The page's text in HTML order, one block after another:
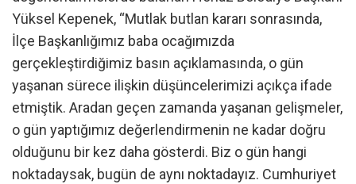
Yüksel Kepenek, “Mutlak butlan kararı sonrasında,
İlçe Başkanlığımız baba ocağımızda
gerçekleştirdiğimiz basın açıklamasında, o gün
yaşanan sürece ilişkin düşüncelerimizi açıkça ifade
etmiştik. Aradan geçen zamanda yaşanan gelişmeler,
o gün yaptığımız değerlendirmenin ne kadar doğru
olduğunu bir kez daha gösterdi. Biz o gün hangi
noktadaysak, bugün de aynı noktadayız. Cumhuriyet